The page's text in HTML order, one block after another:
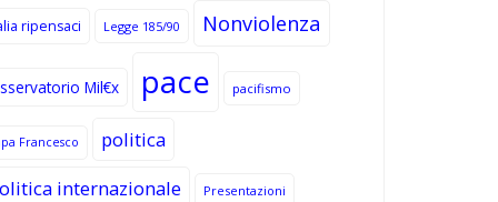
ripensaci Legge 185/90 Nonviolenza
Mil€x pace pacifismo
Francesco
politica
internazionale
Presentazioni